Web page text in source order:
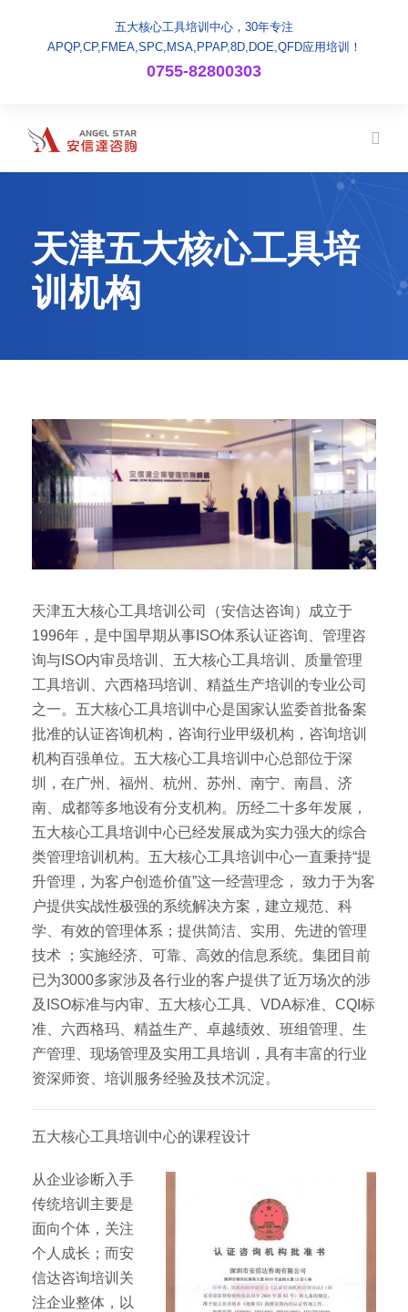
五大核心工具培训中心，30年专注
APQP,CP,FMEA,SPC,MSA,PPAP,8D,DOE,QFD应用培训！
0755-82800303
天津五大核心工具培
训机构
天津五大核心工具培训公司（安信达咨询）成立于
1996年，是中国早期从事ISO体系认证咨询、管理咨
询与ISO内审员培训、五大核心工具培训、质量管理
工具培训、六西格玛培训、精益生产培训的专业公司
之一。五大核心工具培训中心是国家认监委首批备案
批准的认证咨询机构，咨询行业甲级机构，咨询培训
机构百强单位。五大核心工具培训中心总部位于深
圳，在广州、福州、杭州、苏州、南宁、南昌、济
南、成都等多地设有分支机构。历经二十多年发展，
五大核心工具培训中心已经发展成为实力强大的综合
类管理培训机构。五大核心工具培训中心一直秉持“提
升管理，为客户创造价值”这一经营理念， 致力于为客
户提供实战性极强的系统解决方案，建立规范、科
学、有效的管理体系；提供简洁、实用、先进的管理
技术 ；实施经济、可靠、高效的信息系统。集团目前
已为3000多家涉及各行业的客户提供了近万场次的涉
及ISO标准与内审、五大核心工具、VDA标准、CQI标
准、六西格玛、精益生产、卓越绩效、班组管理、生
产管理、现场管理及实用工具培训，具有丰富的行业
资深师资、培训服务经验及技术沉淀。
五大核心工具培训中心的课程设计
从企业诊断入手
传统培训主要是
面向个体，关注
个人成长；而安
信达咨询培训关
注企业整体，以